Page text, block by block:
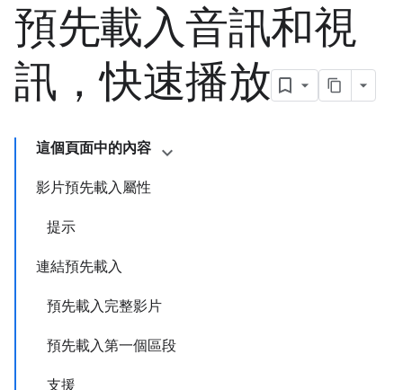
預先載入音訊和視
訊，快速播放
這個頁面中的內容
影片預先載入屬性
提示
連結預先載入
預先載入完整影片
預先載入第一個區段
支援